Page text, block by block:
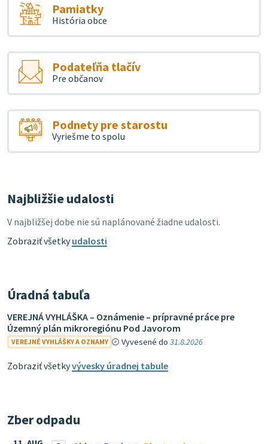
Pamiatky
História obce
Podateľňa tlačív
Pre občanov
Podnety pre starostu
Vyriešme to spolu
Najbližšie udalosti
V najbližšej dobe nie sú naplánované žiadne udalosti.
Zobraziť všetkyudalosti
Úradná tabuľa
VEREJNÁ VYHLÁŠKA – Oznámenie – prípravné práce pre
Územný plán mikroregiónu Pod Javorom
VEREJNÉ VYHLÁŠKY A OZNAMY Vyvesené do31.8.2026
Zobraziť všetkyvývesky úradnej tabule
Zber odpadu